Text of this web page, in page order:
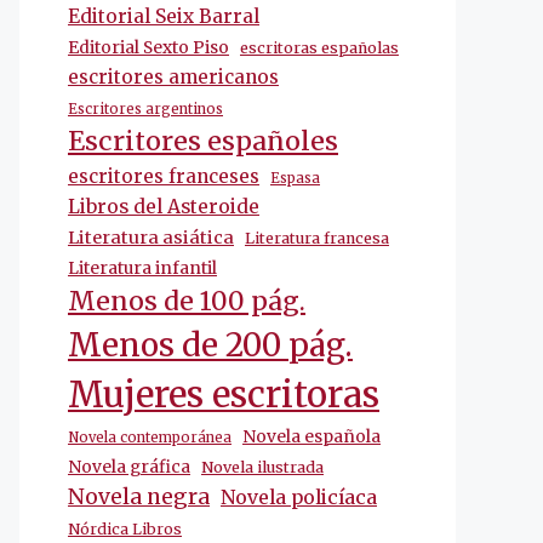
Editorial Seix Barral
Editorial Sexto Piso escritoras españolas
escritores americanos
Escritores argentinos
Escritores españoles
escritores franceses Espasa
Libros del Asteroide
Literatura asiática Literatura francesa
Literatura infantil
Menos de 100 pág.
Menos de 200 pág.
Mujeres escritoras
Novela contemporánea
Novela española
Novela gráfica Novela ilustrada
Novela negra Novela policíaca
Nórdica Libros